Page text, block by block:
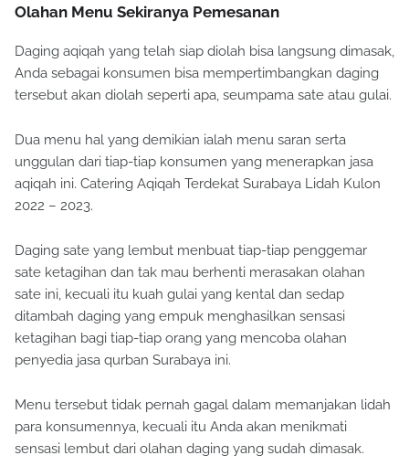
Olahan Menu Sekiranya Pemesanan
Daging aqiqah yang telah siap diolah bisa langsung dimasak,
Anda sebagai konsumen bisa mempertimbangkan daging
tersebut akan diolah seperti apa, seumpama sate atau gulai.
Dua menu hal yang demikian ialah menu saran serta
unggulan dari tiap-tiap konsumen yang menerapkan jasa
aqiqah ini. Catering Aqiqah Terdekat Surabaya Lidah Kulon
2022 – 2023.
Daging sate yang lembut menbuat tiap-tiap penggemar
sate ketagihan dan tak mau berhenti merasakan olahan
sate ini, kecuali itu kuah gulai yang kental dan sedap
ditambah daging yang empuk menghasilkan sensasi
ketagihan bagi tiap-tiap orang yang mencoba olahan
penyedia jasa qurban Surabaya ini.
Menu tersebut tidak pernah gagal dalam memanjakan lidah
para konsumennya, kecuali itu Anda akan menikmati
sensasi lembut dari olahan daging yang sudah dimasak.